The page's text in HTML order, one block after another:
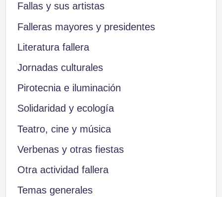
Fallas y sus artistas
Falleras mayores y presidentes
Literatura fallera
Jornadas culturales
Pirotecnia e iluminación
Solidaridad y ecología
Teatro, cine y música
Verbenas y otras fiestas
Otra actividad fallera
Temas generales